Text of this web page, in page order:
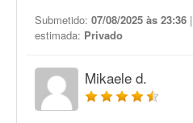
Submetido: 07/08/2025 às 23:36
estimada: Privado
Mikaele d.